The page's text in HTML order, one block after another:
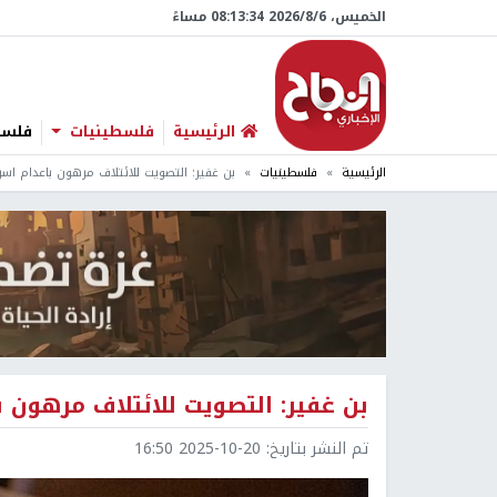
الخميس، 6/‏8/‏2026 08:13:35 مساءً
الرئيسية فلسطينيات
الرئيسية فلسطينيات بن غفير: التصويت للائتلاف مرهون باعدام
بن غفير: التصويت للائتلاف
تم النشر بتاريخ: 2025-10-20 16:50